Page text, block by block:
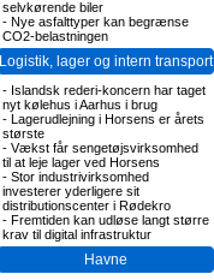
selvkørende biler
- Nye asfalttyper kan begrænse
CO2-belastningen
Logistik, lager og intern transport
- Islandsk rederi-koncern har taget
nyt kølehus i Aarhus i brug
- Lagerudlejning i Horsens er årets
største
- Vækst får sengetøjsvirksomhed
til at leje lager ved Horsens
- Stor industrivirksomhed
investerer yderligere sit
distributionscenter i Rødekro
- Fremtiden kan udløse langt større
krav til digital infrastruktur
Havne